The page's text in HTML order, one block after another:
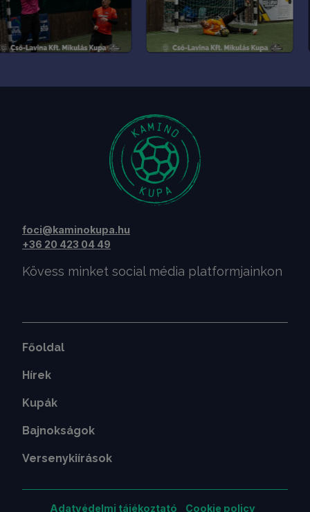
foci@kaminokupa.hu
+36 20 423 04 49
Kövess minket social média platformjainkon
Főoldal
Hírek
Kupák
Bajnokságok
Versenykiírások
Adatvédelmi tájékoztató Cookie policy